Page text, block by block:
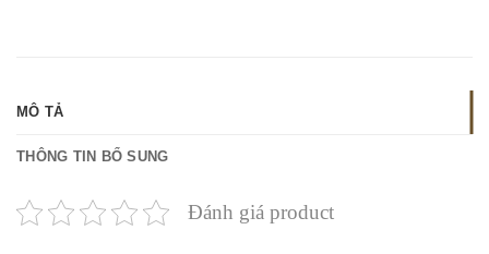
MÔ TẢ
THÔNG TIN BỔ SUNG
Đánh giá product